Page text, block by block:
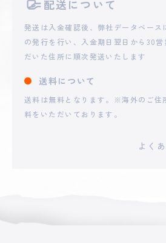
配送について
発送は入金確認後、弊社データベース
の発行を行い、入金期日翌日から30
だいた住所に順次発送いたします
送料について
送料は無料となります。※海外のご住
料をいただいております。
よく